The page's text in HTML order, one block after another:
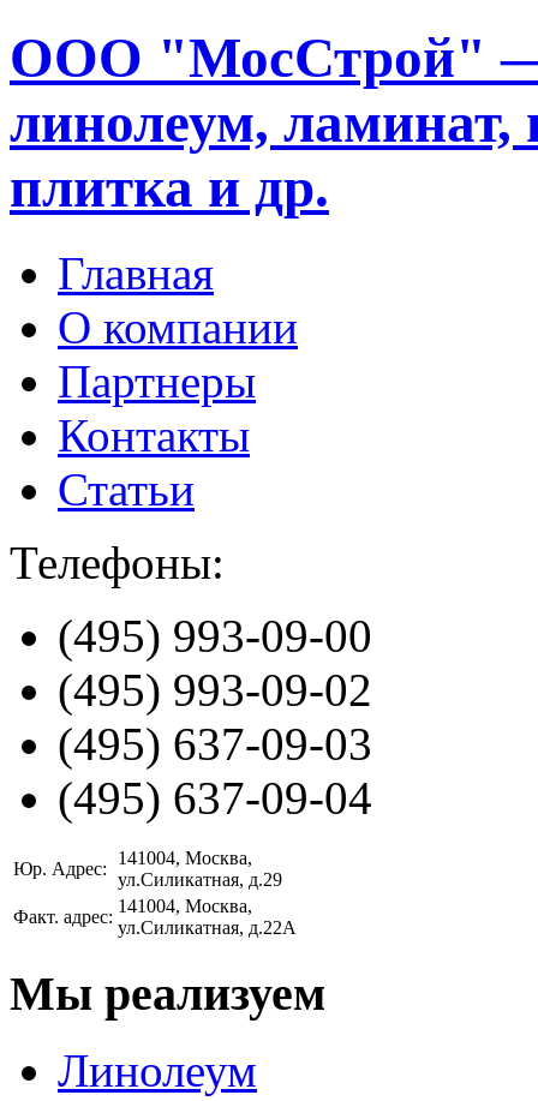
ООО "МосСтрой" —
линолеум, ламинат,
плитка и др.
Главная
О компании
Партнеры
Контакты
Статьи
Телефоны:
(495) 993-09-00
(495) 993-09-02
(495) 637-09-03
(495) 637-09-04
Юр. Адрес:
141004, Москва,
ул.Силикатная, д.29
Факт. адрес:
141004, Москва,
ул.Силикатная, д.22А
Мы реализуем
Линолеум